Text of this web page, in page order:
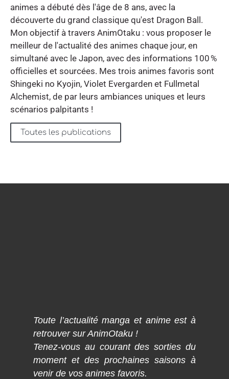
animes a débuté dès l'âge de 8 ans, avec la
découverte du grand classique qu'est Dragon Ball.
Mon objectif à travers AnimOtaku : vous proposer le
meilleur de l'actualité des animes chaque jour, en
simultané avec le Japon, avec des informations 100 %
officielles et sourcées. Mes trois animes favoris sont
Shingeki no Kyojin, Violet Evergarden et Fullmetal
Alchemist, de par leurs ambiances uniques et leurs
scénarios palpitants !
Toutes les publications
Toute l’actualité manga et anime est à
retrouver sur AnimOtaku !
Tenez-vous au courant des sorties du
moment et des prochaines saisons à
venir de vos animes favoris.